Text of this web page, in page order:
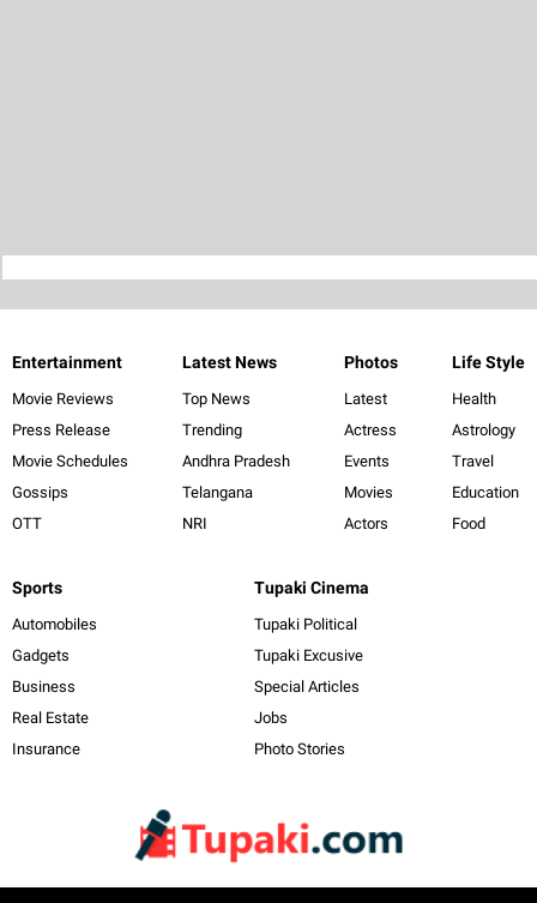
Entertainment
Movie Reviews
Press Release
Movie Schedules
Gossips
OTT
Latest News
Top News
Trending
Andhra Pradesh
Telangana
NRI
Photos
Latest
Actress
Events
Movies
Actors
Life Style
Health
Astrology
Travel
Education
Food
Sports
Automobiles
Gadgets
Business
Real Estate
Insurance
Tupaki Cinema
Tupaki Political
Tupaki Excusive
Special Articles
Jobs
Photo Stories